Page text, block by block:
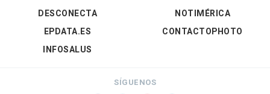
DESCONECTA
EPDATA.ES
INFOSALUS
NOTIMÉRICA
CONTACTOPHOTO
SÍGUENOS